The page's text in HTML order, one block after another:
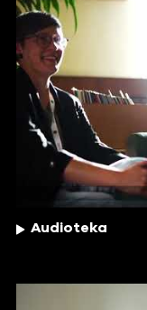
Audioteka